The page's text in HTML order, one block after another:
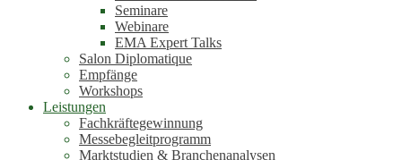
Seminare
Webinare
EMA Expert Talks
Salon Diplomatique
Empfänge
Workshops
Leistungen
Fachkräftegewinnung
Messebegleitprogramm
Marktstudien & Branchenanalysen